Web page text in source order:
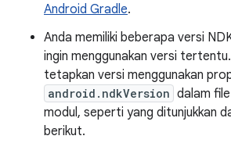
Android Gradle.
Anda memiliki beberapa versi
ingin menggunakan versi
tetapkan versi menggunakan
android.ndkVersion dalam file
modul, seperti yang ditunjukkan
berikut.